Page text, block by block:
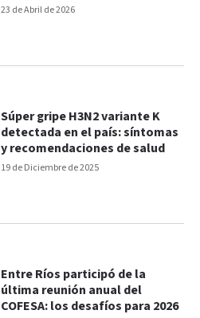
23 de Abril de 2026
19 de Diciembre de 2025
Súper gripe H3N2 variante K
detectada en el país: síntomas
y recomendaciones de salud
Entre Ríos participó de la
última reunión anual del
COFESA: los desafíos para 2026